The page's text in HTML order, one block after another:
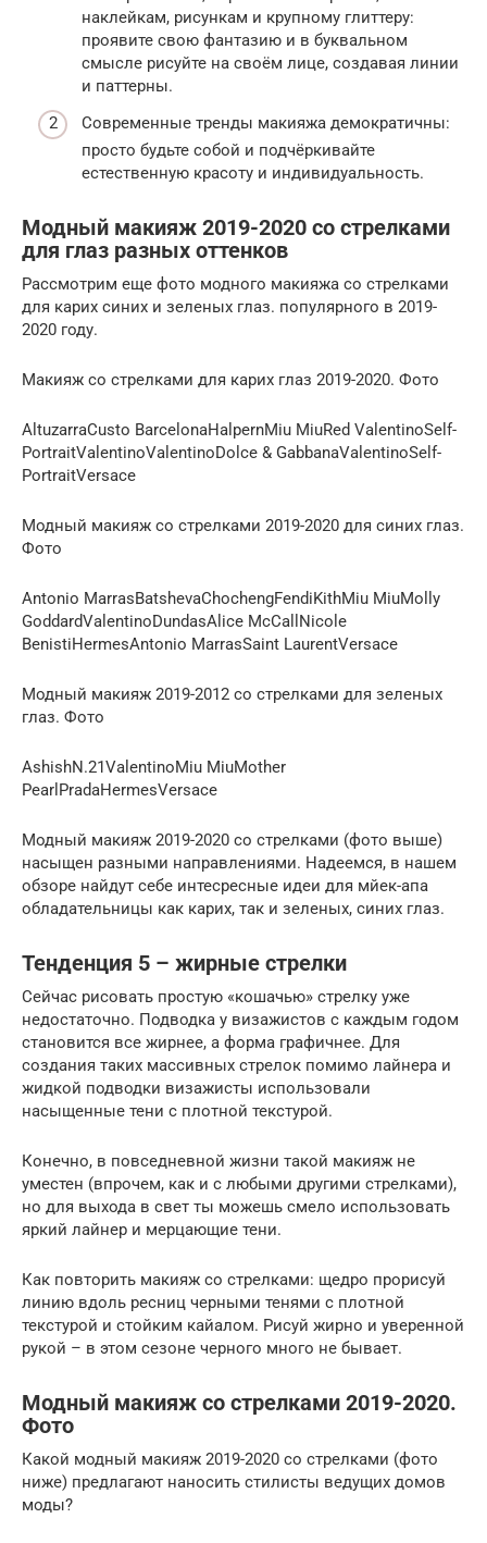
наклейкам, рисункам и крупному глиттеру:
проявите свою фантазию и в буквальном
смысле рисуйте на своём лице, создавая линии
и паттерны.
Современные тренды макияжа демократичны:
просто будьте собой и подчёркивайте
естественную красоту и индивидуальность.
Модный макияж 2019-2020 со стрелками
для глаз разных оттенков
Рассмотрим еще фото модного макияжа со стрелками
для карих синих и зеленых глаз. популярного в 2019-
2020 году.
Макияж со стрелками для карих глаз 2019-2020. Фото
AltuzarraCusto BarcelonaHalpernMiu MiuRed ValentinoSelf-
PortraitValentinoValentinoDolce & GabbanaValentinoSelf-
PortraitVersace
Модный макияж со стрелками 2019-2020 для синих глаз.
Фото
Antonio MarrasBatshevaChochengFendiKithMiu MiuMolly
GoddardValentinoDundasAlice McCallNicole
BenistiHermеsAntonio MarrasSaint LaurentVersace
Модный макияж 2019-2012 со стрелками для зеленых
глаз. Фото
AshishN.21ValentinoMiu MiuMother
PearlPradaHermеsVersace
Модный макияж 2019-2020 со стрелками (фото выше)
насыщен разными направлениями. Надеемся, в нашем
обзоре найдут себе интесресные идеи для мйек-апа
обладательницы как карих, так и зеленых, синих глаз.
Тенденция 5 – жирные стрелки
Сейчас рисовать простую «кошачью» стрелку уже
недостаточно. Подводка у визажистов с каждым годом
становится все жирнее, а форма графичнее. Для
создания таких массивных стрелок помимо лайнера и
жидкой подводки визажисты использовали
насыщенные тени с плотной текстурой.
Конечно, в повседневной жизни такой макияж не
уместен (впрочем, как и с любыми другими стрелками),
но для выхода в свет ты можешь смело использовать
яркий лайнер и мерцающие тени.
Как повторить макияж со стрелками: щедро прорисуй
линию вдоль ресниц черными тенями с плотной
текстурой и стойким кайалом. Рисуй жирно и уверенной
рукой – в этом сезоне черного много не бывает.
Модный макияж со стрелками 2019-2020.
Фото
Какой модный макияж 2019-2020 со стрелками (фото
ниже) предлагают наносить стилисты ведущих домов
моды?